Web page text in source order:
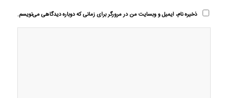
ذخیره نام، ایمیل و وبسایت من در مرورگر برای زمانی که دوباره دیدگاهی می‌نویسم.